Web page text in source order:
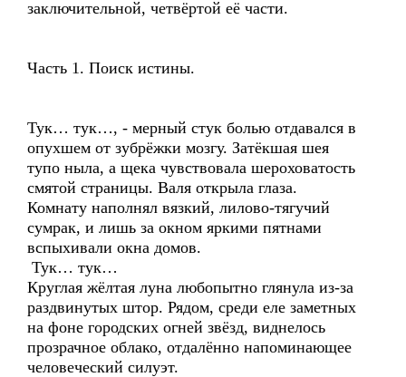
заключительной, четвёртой её части.
Часть 1. Поиск истины.
Тук… тук…, - мерный стук болью отдавался в
опухшем от зубрёжки мозгу. Затёкшая шея
тупо ныла, а щека чувствовала шероховатость
смятой страницы. Валя открыла глаза.
Комнату наполнял вязкий, лилово-тягучий
сумрак, и лишь за окном яркими пятнами
вспыхивали окна домов.
Тук… тук…
Круглая жёлтая луна любопытно глянула из-за
раздвинутых штор. Рядом, среди еле заметных
на фоне городских огней звёзд, виднелось
прозрачное облако, отдалённо напоминающее
человеческий силуэт.